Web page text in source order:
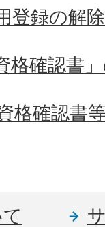
登録の解
格確認書
格確認書